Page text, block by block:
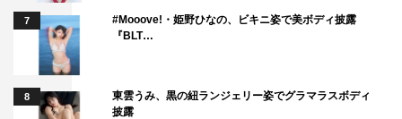
爆上戦隊ブンブンジャー 相馬理
7
#Mooove!・姫野ひなの、ビキニ姿で美ボディ披露
『BLT…
8
東雲うみ、黒の紐ランジェリー姿でグラマラスボディ
披露